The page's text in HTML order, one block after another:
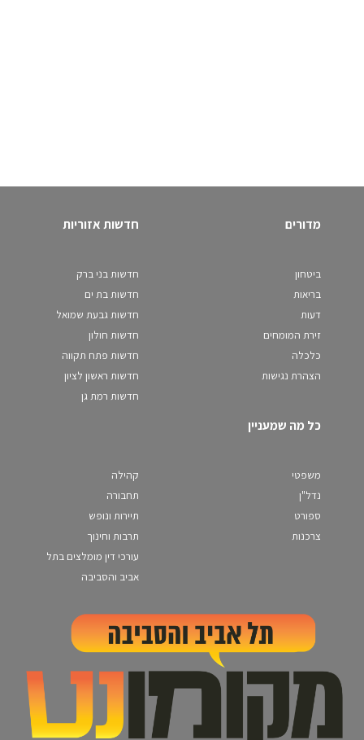
מדורים
ביטחון
בריאות
דעות
זירת המומחים
כלכלה
הצהרת נגישות
חדשות אזוריות
חדשות בני ברק
חדשות בת ים
חדשות גבעת שמואל
חדשות חולון
חדשות פתח תקווה
חדשות ראשון לציון
חדשות רמת גן
כל מה שמעניין
משפטי
נדל"ן
ספורט
צרכנות
קהילה
תחבורה
תיירות ונופש
תרבות וחינוך
עורכי דין מומלצים בתל
אביב והסביבה